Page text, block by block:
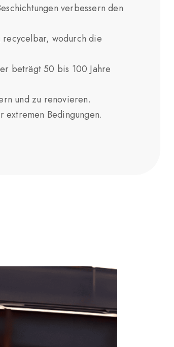
verbessern den
wodurch die
beträgt 50 bis 100 Jahre
und zu renovieren.
extremen Bedingungen.